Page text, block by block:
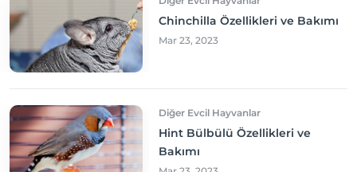
Chinchilla Özellikleri ve Bakımı
Mar 23, 2023
Diğer Evcil Hayvanlar
Hint Bülbülü Özellikleri ve
Bakımı